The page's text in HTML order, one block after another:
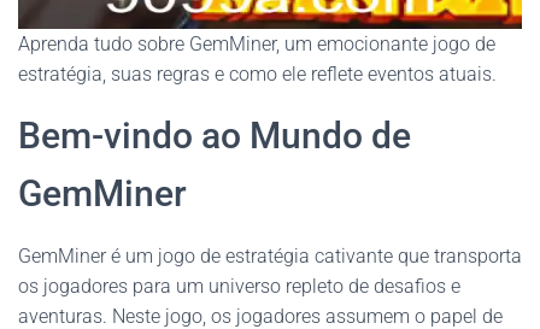
Aprenda tudo sobre GemMiner, um emocionante jogo de
estratégia, suas regras e como ele reflete eventos atuais.
Bem-vindo ao Mundo de
GemMiner
GemMiner é um jogo de estratégia cativante que transporta
os jogadores para um universo repleto de desafios e
aventuras. Neste jogo, os jogadores assumem o papel de